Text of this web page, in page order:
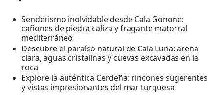
Senderismo inolvidable desde Cala Gonone:
cañones de piedra caliza y fragante matorral
mediterráneo
Descubre el paraíso natural de Cala Luna: arena
clara, aguas cristalinas y cuevas excavadas en la
roca
Explore la auténtica Cerdeña: rincones sugerentes
y vistas impresionantes del mar turquesa